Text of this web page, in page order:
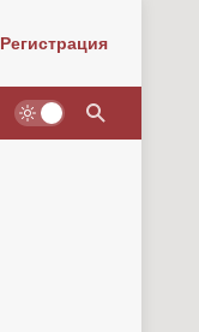
Регистрация